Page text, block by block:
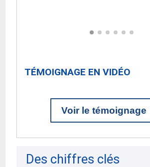
TÉMOIGNAGE EN VIDÉO
Voir le témoignage
Des chiffres clés